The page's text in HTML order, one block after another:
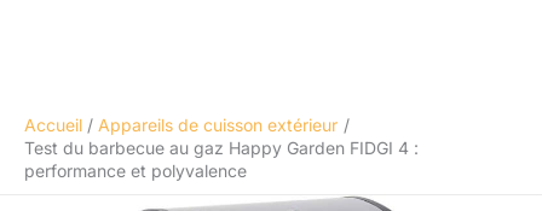
Accueil
Appareils de cuisson extérieur
Test du barbecue au gaz Happy Garden FIDGI 4 :
performance et polyvalence